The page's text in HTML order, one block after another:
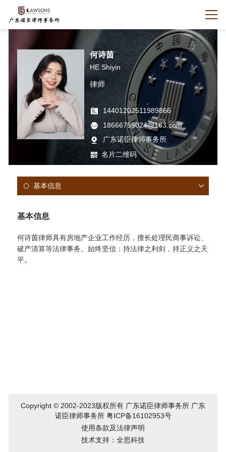
何诗茵
HE Shiyin
律师
14401202511989866
18666759024@163.com
广东诺臣律师事务所
名片二维码
基本信息
基本信息
何诗茵律师具有房地产企业工作经历，擅长处理民商事诉讼、
破产清算等法律事务。始终坚信：持法律之利剑，持正义之天
平。
Copyright © 2002-2023版权所有 广东诺臣律师事务所 广东
诺臣律师事务所 粤ICP备16102953号
使用条款及法律声明
技术支持：全思科技